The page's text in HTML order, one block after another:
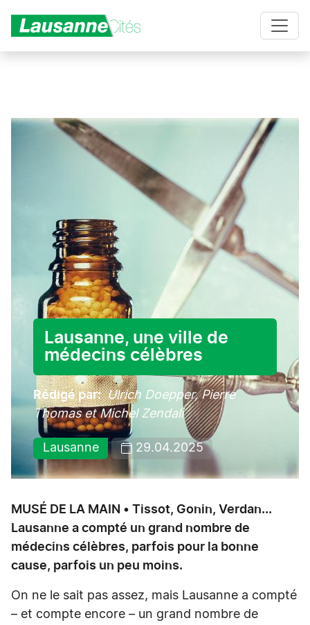
Lausanne, une ville de
médecins célèbres
Rédigé par
Ulrich Doepper, Pierre
Thomas et Michel Zendali
Lausanne 29.04.2025
MUSÉ DE LA MAIN • Tissot, Gonin, Verdan...
Lausanne a compté un grand nombre de
médecins célèbres, parfois pour la bonne
cause, parfois un peu moins.
On ne le sait pas assez, mais Lausanne a compté
– et compte encore – un grand nombre de